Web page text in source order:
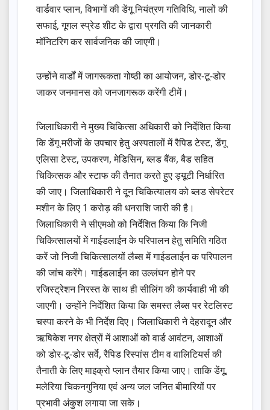
वार्डवार प्लान, विभागों की डेंगू नियंत्रण गतिविधि, नालों की
सफाई, गूगल स्प्रेड शीट के द्वारा प्रगति की जानकारी
मॉनिटरिग कर सार्वजनिक की जाएगी।
उन्होंने वार्डों में जागरूकता गोष्ठी का आयोजन, डोर-टू-डोर
जाकर जनमानस को जनजागरूक करेंगी टीमें।
जिलाधिकारी ने मुख्य चिकित्सा अधिकारी को निर्देशित किया
कि डेंगू मरीजों के उपचार हेतु अस्पतालों में रैपिड टेस्ट, डेंगू
एलिसा टेस्ट, उपकरण, मेडिसिन, ब्लड बैंक, बैड सहित
चिकित्सक और स्टाफ की तैनात करते हुए ड्यूटी निर्धारित
की जाए। जिलाधिकारी ने दून चिकित्यालय को ब्लड सेपरेटर
मशीन के लिए 1 करोड़ की धनराशि जारी की है।
जिलाधिकारी ने सीएमओ को निर्देशित किया कि निजी
चिकित्सालयों में गाईडलाईन के परिपालन हेतु समिति गठित
करें जो निजी चिकित्सालयों लैब्स में गाईडलाईन क परिपालन
की जांच करेंगे। गाईडलाईन का उल्लंघन होने पर
रजिस्ट्रेशन निरस्त के साथ ही सीलिंग की कार्यवाही भी की
जाएगी। उन्होंने निर्देशित किया कि समस्त लैब्स पर रेटलिस्ट
चस्पा करने के भी निर्देश दिए। जिलाधिकारी ने देहरादून और
ऋषिकेश नगर क्षेत्रों में आशाओं को वार्ड आवंटन, आशाओं
को डोर-टू-डोर सर्वे, रैपिड रिस्पांस टीम व वालिटियर्स की
तैनाती के लिए माइक्रो प्लान तैयार किया जाए। ताकि डेंगू,
मलेरिया चिकनगुनिया एवं अन्य जल जनित बीमारियों पर
प्रभावी अंकुश लगाया जा सके।